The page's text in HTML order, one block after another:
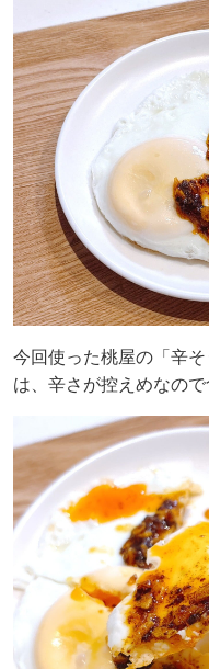
今回使った桃屋の「辛そ
は、辛さが控えめなので